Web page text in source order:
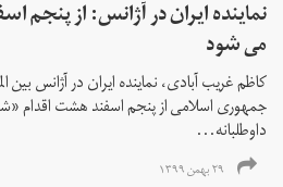
نماینده ایران در آژانس: از
می شود
کاظم غریب آبادی، نماینده ایران در آژانس بین
جمهوری اسلامی از پنجم اسفند هشت اقدام
داوطلبانه...
۲۹ بهمن ۱۳۹۹